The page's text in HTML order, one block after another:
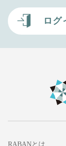
ログ
RABANとは